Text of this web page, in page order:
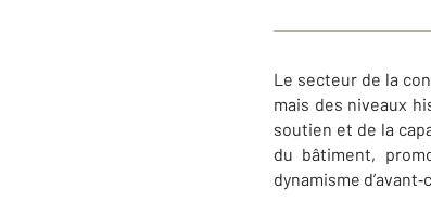
Le secteur de la
mais des niveaux
soutien et de la
du bâtiment,
dynamisme